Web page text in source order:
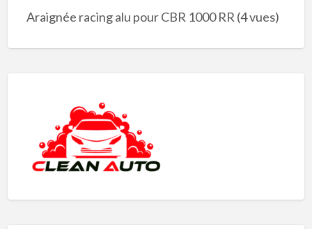
Araignée racing alu pour CBR 1000 RR (4 vues)